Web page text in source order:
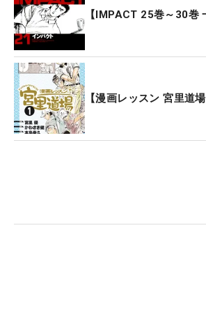
【IMPACT 25巻～30巻
【漫画レッスン 宮里道